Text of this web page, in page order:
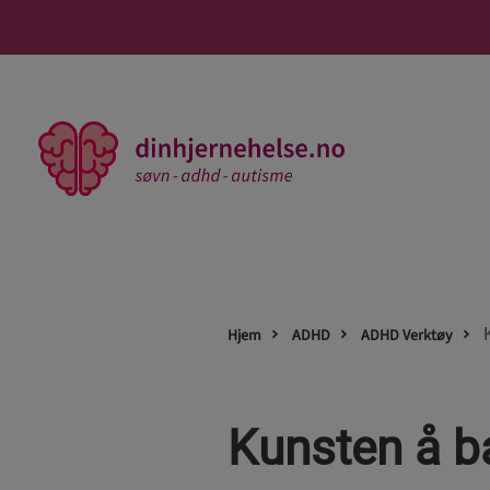
3 tips for bedre søvn
Søvnens betydning for din hjernehelse
Hjem ADHD ADHD Verktøy
Kunsten å